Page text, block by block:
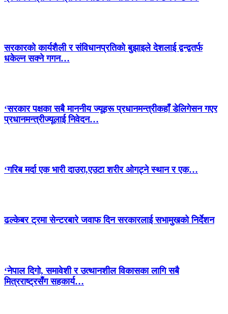
सरकारको कार्यशैली र संविधानप्रतिको बुझाइले देशलाई द्वन्द्वतर्फ
धकेल्न सक्ने गगन…
‘सरकार पक्षका सबै माननीय ज्यूहरू प्रधानमन्त्रीकहाँ डेलिगेसन गएर
प्रधानमन्त्रीज्यूलाई निवेदन…
‘गरिब मर्दा एक भारी दाउरा,एउटा शरीर ओगट्ने स्थान र एक…
ढल्केबर ट्रमा सेन्टरबारे जवाफ दिन सरकारलाई सभामुखको निर्देशन
‘नेपाल दिगो, समावेशी र उत्थानशील विकासका लागि सबै
मित्रराष्ट्रसँग सहकार्य…